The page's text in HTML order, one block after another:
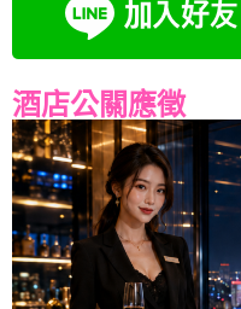
酒店公關應徵